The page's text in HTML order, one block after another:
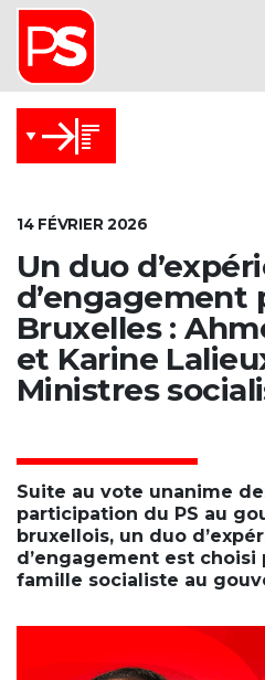
14 FÉVRIER 2026
Un duo
d’engagement
Bruxelles :
et Karine
Ministres
Suite au vote unanime
participation du PS au
bruxellois, un duo
d’engagement est
famille socialiste au